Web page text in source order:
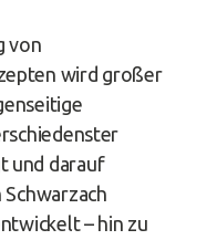
von
wird großer
und darauf
Schwarzach
– hin zu